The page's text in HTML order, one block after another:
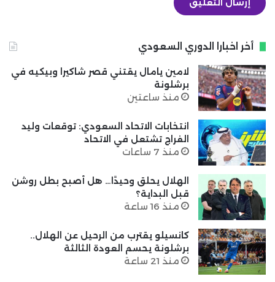
أخر اخبارا الدوري السعودي
لامين يامال يقتني قصر شاكيرا وبيكيه في
برشلونة
منذ ساعتين
انتخابات الاتحاد السعودي: توقعات وليد
الفراج تشتعل في الاتحاد
منذ 7 ساعات
الهلال يحلق وحيدًا… هل أصبح بطل روشن
قبل البداية؟
منذ 16 ساعة
كانسيلو يقترب من الرحيل عن الهلال..
برشلونة يحسم العودة الثالثة
منذ 21 ساعة